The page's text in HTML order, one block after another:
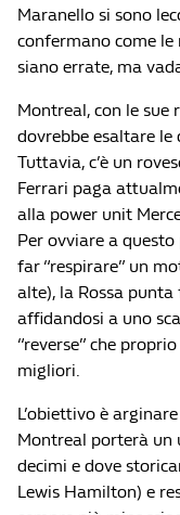
Maranello si sono
confermano come
siano errate, ma
Montreal, con le sue
dovrebbe esaltare
Tuttavia, c’è un
Ferrari paga
alla power unit
Per ovviare a
far “respirare” un
alte), la Rossa
affidandosi a uno
“reverse” che
migliori.
L’obiettivo è
Montreal porterà un
decimi e dove
Lewis Hamilton) e